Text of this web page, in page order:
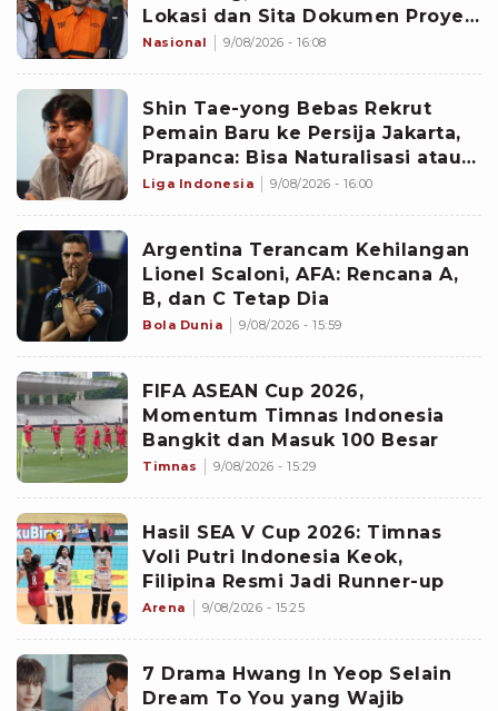
Lokasi dan Sita Dokumen Proyek
PUPR hingga CCTV Hotel
Nasional 9/08/2026 - 16:08
‎Shin Tae-yong Bebas Rekrut
Pemain Baru ke Persija Jakarta,
Prapanca: Bisa Naturalisasi atau
Asing
Liga Indonesia 9/08/2026 - 16:00
Argentina Terancam Kehilangan
Lionel Scaloni, AFA: Rencana A,
B, dan C Tetap Dia
Bola Dunia 9/08/2026 - 15:59
FIFA ASEAN Cup 2026,
Momentum Timnas Indonesia
Bangkit dan Masuk 100 Besar
Timnas 9/08/2026 - 15:29
Hasil SEA V Cup 2026: Timnas
Voli Putri Indonesia Keok,
Filipina Resmi Jadi Runner-up
Arena 9/08/2026 - 15:25
7 Drama Hwang In Yeop Selain
Dream To You yang Wajib